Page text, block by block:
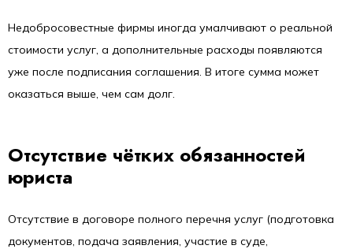
Недобросовестные фирмы иногда умалчивают о реальной
стоимости услуг, а дополнительные расходы появляются
уже после подписания соглашения. В итоге сумма может
оказаться выше, чем сам долг.
Отсутствие чётких обязанностей
юриста
Отсутствие в договоре полного перечня услуг (подготовка
документов, подача заявления, участие в суде,